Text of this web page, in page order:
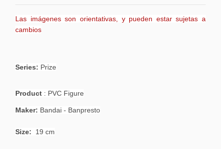
Las imágenes son orientativas, y pueden estar sujetas a
cambios
Series: Prize
Product : PVC Figure
Maker: Bandai - Banpresto
Size: 19 cm